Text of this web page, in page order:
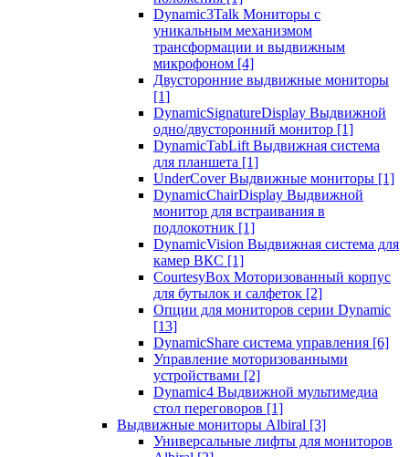
Dynamic3Talk Мониторы с
уникальным механизмом
трансформации и выдвижным
микрофоном [4]
Двусторонние выдвижные мониторы
[1]
DynamicSignatureDisplay Выдвижной
одно/двусторонний монитор [1]
DynamicTabLift Выдвижная система
для планшета [1]
UnderCover Выдвижные мониторы [1]
DynamicChairDisplay Выдвижной
монитор для встраивания в
подлокотник [1]
DynamicVision Выдвижная система для
камер ВКС [1]
CourtesyBox Моторизованный корпус
для бутылок и салфеток [2]
Опции для мониторов серии Dynamic
[13]
DynamicShare система управления [6]
Управление моторизованными
устройствами [2]
Dynamic4 Выдвижной мультимедиа
стол переговоров [1]
Выдвижные мониторы Albiral [3]
Универсальные лифты для мониторов